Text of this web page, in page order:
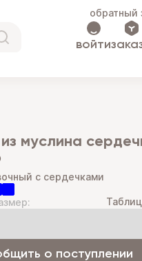
обратный
войти
из муслина
с сердечками
о поступлении